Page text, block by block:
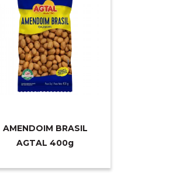
AMENDOIM BRASIL
AGTAL 400g